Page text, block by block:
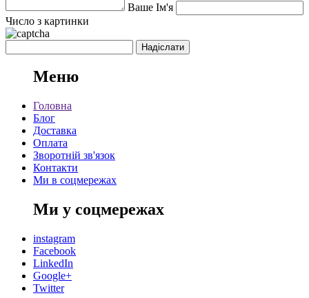
Ваше Ім'я
Число з картинки
Меню
Головна
Блог
Доставка
Оплата
Зворотній зв'язок
Контакти
Ми в соцмережах
Ми у соцмережах
instagram
Facebook
LinkedIn
Google+
Twitter